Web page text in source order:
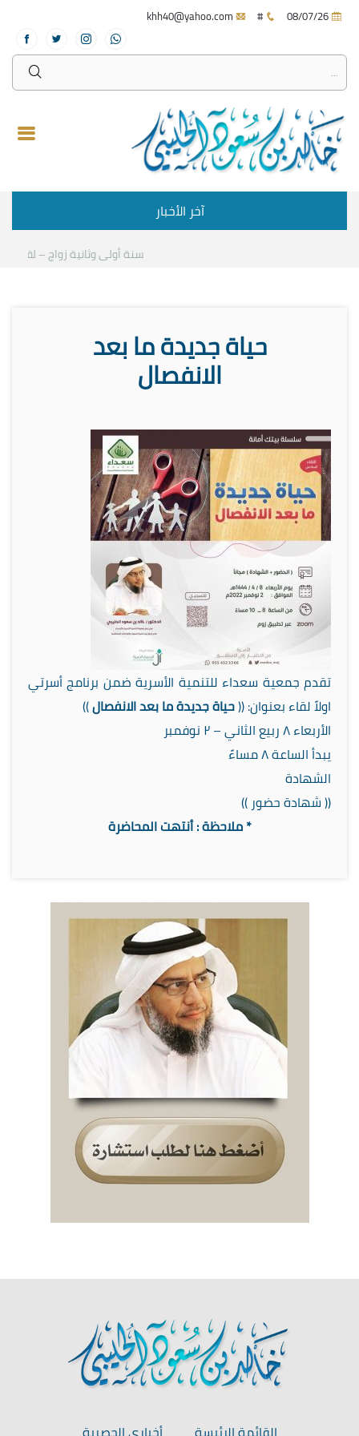
#
آخر الأخبار
سنة أولى وثانية زواج – لقاء مع
حياة جديدة ما بعد
الانفصال
تقدم جمعية سعداء للتنمية الأسرية ضمن برنامج أسرتي
اولاً لقاء بعنوان: ((حياة جديدة ما بعد الانفصال))
الأربعاء ٨ ربيع الثاني – ٢ نوفمبر
يبدأ الساعة ٨ مساءً
الشهادة
(( شهادة حضور ))
* ملاحظة : أنتهت المحاضرة